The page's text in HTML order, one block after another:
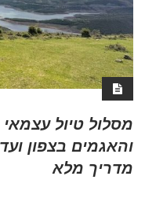
מסלול טיול
והאגמים בצפון
מדריך מלא